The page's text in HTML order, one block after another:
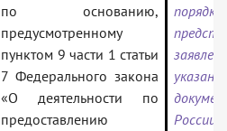
по основанию,
предусмотренному
пунктом 9 части 1 статьи
7 Федерального закона
«О деятельности по
предоставлению
порядке
России»